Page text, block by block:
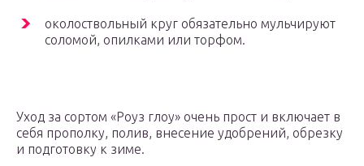
околоствольный круг обязательно мульчируют
соломой, опилками или торфом.
Уход за сортом «Роуз глоу» очень прост и включает в
себя прополку, полив, внесение удобрений, обрезку
и подготовку к зиме.